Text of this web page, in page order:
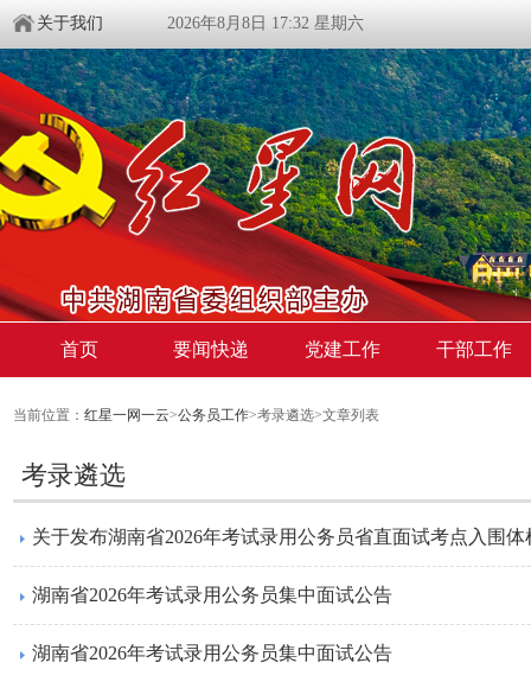
关于我们 2026年8月8日 17:32 星期六
首页 要闻快递 党建工作 干部工作
当前位置： 红星一网一云>公务员工作>考录遴选>文章列表
考录遴选
关于发布湖南省2026年考试录用公务员省直面试考点入围
湖南省2026年考试录用公务员集中面试公告
湖南省2026年考试录用公务员集中面试公告